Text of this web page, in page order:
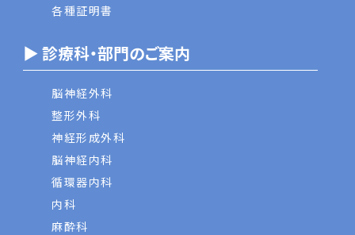
各種証明書
▶ 診療科・部門のご案内
脳神経外科
整形外科
神経形成外科
脳神経内科
循環器内科
内科
麻酔科